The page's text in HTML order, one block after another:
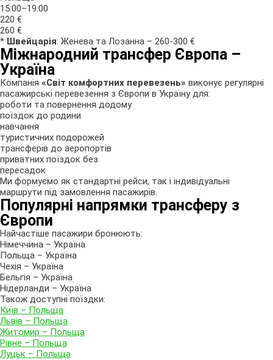
15:00–19:00
220 €
260 €
* Швейцарія: Женева та Лозанна – 260-300 €
Міжнародний трансфер Європа –
Україна
Компанія «Світ комфортних перевезень» виконує регулярні
пасажирські перевезення з Європи в Україну для:
роботи та повернення додому
поїздок до родини
навчання
туристичних подорожей
трансферів до аеропортів
приватних поїздок без
пересадок
Ми формуємо як стандартні рейси, так і індивідуальні
маршрути під замовлення пасажирів.
Популярні напрямки трансферу з
Європи
Найчастіше пасажири бронюють:
Німеччина – Україна
Польща – Україна
Чехія – Україна
Бельгія – Україна
Нідерланди – Україна
Також доступні поїздки:
Київ – Польща
Львів – Польща
Житомир – Польща
Рівне – Польща
Луцьк – Польща